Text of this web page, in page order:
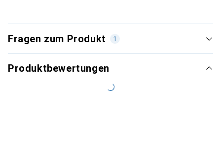
Fragen zum Produkt 1
Produktbewertungen